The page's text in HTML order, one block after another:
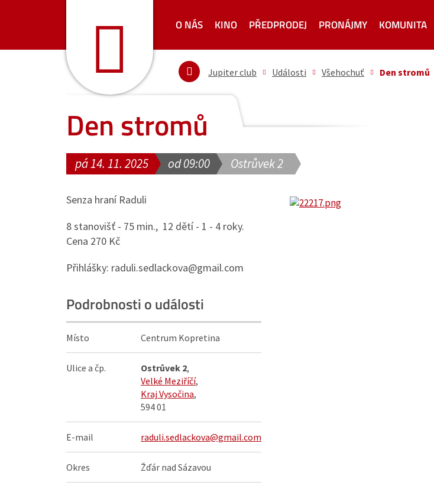
O NÁS KINO PŘEDPRODEJ PRONÁJMY KOMUNITA
Jupiter club Události Všehochuť Den stromů
Den stromů
pá 14. 11. 2025 od 09:00 Ostrůvek 2
Senza hraní Raduli
8 stanovišť - 75 min., 12 dětí - 1 - 4 roky.
Cena 270 Kč
Přihlášky: raduli.sedlackova@gmail.com
Podrobnosti o události
Místo Centrum Kopretina
Ulice a čp. Ostrůvek 2,
Velké Meziříčí,
Kraj Vysočina,
594 01
E-mail raduli.sedlackova@gmail.com
Okres Žďár nad Sázavou